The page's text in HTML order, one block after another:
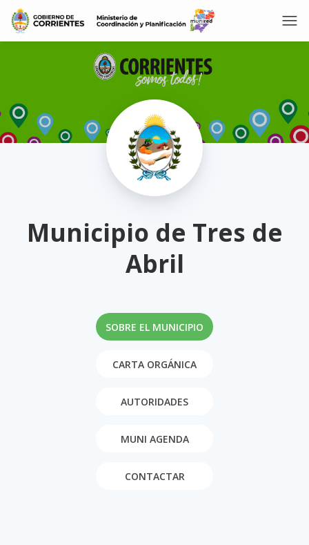
Municipio de Tres de
Abril
SOBRE EL MUNICIPIO
CARTA ORGÁNICA
AUTORIDADES
MUNI AGENDA
CONTACTAR